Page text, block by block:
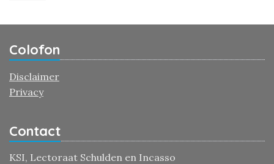
Colofon
Disclaimer
Privacy
Contact
KSI, Lectoraat Schulden en Incasso